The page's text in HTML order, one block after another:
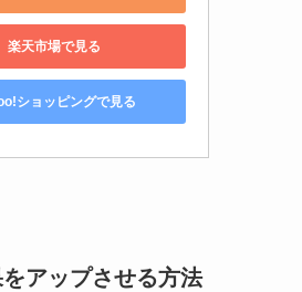
楽天市場で見る
ショッピングで見る
アップさせる方法